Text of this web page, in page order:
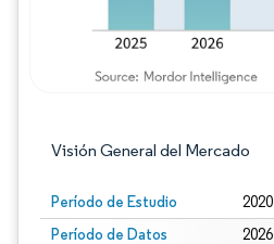
Visión General del Mercado
Período de Estudio
Período de Datos